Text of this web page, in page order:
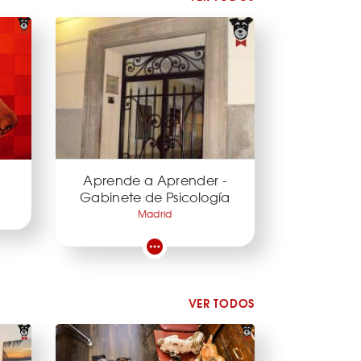
Aprende a Aprender -
Gabinete de Psicología
Madrid
VER TODOS